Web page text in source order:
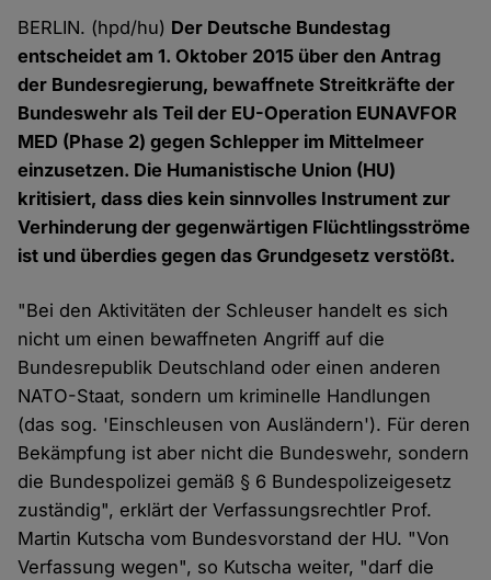
BERLIN. (hpd/hu) Der Deutsche Bundestag
entscheidet am 1. Oktober 2015 über den Antrag
der Bundesregierung, bewaffnete Streitkräfte der
Bundeswehr als Teil der EU-Operation EUNAVFOR
MED (Phase 2) gegen Schlepper im Mittelmeer
einzusetzen. Die Humanistische Union (HU)
kritisiert, dass dies kein sinnvolles Instrument zur
Verhinderung der gegenwärtigen Flüchtlingsströme
ist und überdies gegen das Grundgesetz verstößt.
"Bei den Aktivitäten der Schleuser handelt es sich
nicht um einen bewaffneten Angriff auf die
Bundesrepublik Deutschland oder einen anderen
NATO-Staat, sondern um kriminelle Handlungen
(das sog. 'Einschleusen von Ausländern'). Für deren
Bekämpfung ist aber nicht die Bundeswehr, sondern
die Bundespolizei gemäß § 6 Bundespolizeigesetz
zuständig", erklärt der Verfassungsrechtler Prof.
Martin Kutscha vom Bundesvorstand der HU. "Von
Verfassung wegen", so Kutscha weiter, "darf die